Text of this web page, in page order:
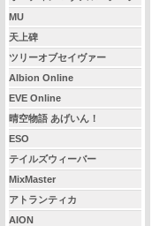
イジング
MU
天上碑
ツリーオブセイヴァー
Albion Online
EVE Online
晴空物語 あげいん！
ESO
テイルズウィーバー
MixMaster
アトランティカ
AION